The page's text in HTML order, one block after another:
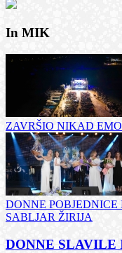
In MIK
ZAVRŠIO NIKAD
DONNE
SABLJAR ŽIRIJA
DONNE SLAVILE